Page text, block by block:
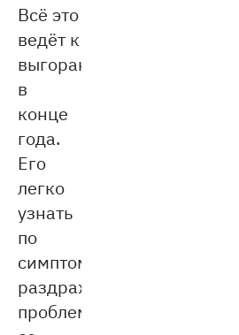
Всё это
ведёт к
выгоранию
в
конце
года.
Его
легко
узнать
по
симптомам:
раздражительность,
проблемы